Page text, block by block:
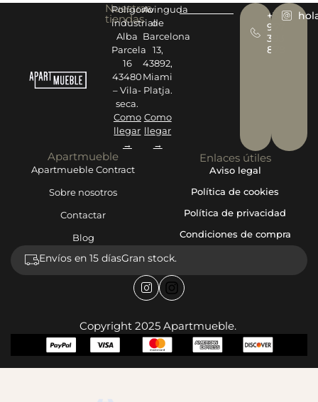
Nuestras
tiendas
Polígono
industrial
Alba
Parcela
16
43480
– Vila-
seca.
Como
llegar
→
Avinguda
de
Barcelona
13,
43892,
Miami
Platja.
Como
llegar
→
+34
977
393
878
Apartmueble
Apartmueble Contract
Sobre nosotros
Contactar
Blog
Enlaces útiles
Aviso legal
Política de cookies
Política de privacidad
Condiciones de compra
Envíos en 15 díasGran stock.
Copyright 2025 Apartmueble.